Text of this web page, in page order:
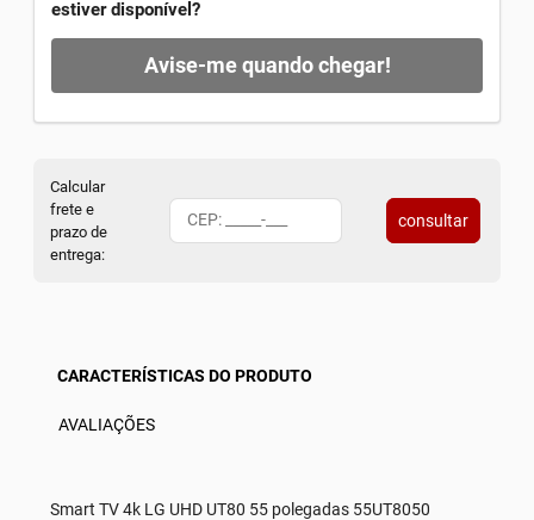
estiver disponível?
Avise-me quando chegar!
Calcular
frete e
prazo de
entrega:
consultar
CARACTERÍSTICAS DO PRODUTO
AVALIAÇÕES
Smart TV 4k LG UHD UT80 55 polegadas 55UT8050